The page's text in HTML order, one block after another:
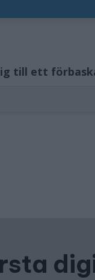
till ett